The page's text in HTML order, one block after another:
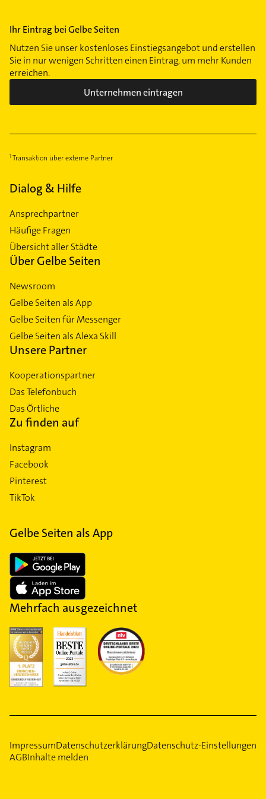
Ihr Eintrag bei Gelbe Seiten
Nutzen Sie unser kostenloses Einstiegsangebot und erstellen
Sie in nur wenigen Schritten einen Eintrag, um mehr Kunden
erreichen.
Unternehmen eintragen
Transaktion über externe Partner
Dialog & Hilfe
Ansprechpartner
Häufige Fragen
Übersicht aller Städte
Über Gelbe Seiten
Newsroom
Gelbe Seiten als App
Gelbe Seiten für Messenger
Gelbe Seiten als Alexa Skill
Unsere Partner
Kooperationspartner
Das Telefonbuch
Das Örtliche
Zu finden auf
Instagram
Facebook
Pinterest
TikTok
Gelbe Seiten als App
Mehrfach ausgezeichnet
ImpressumDatenschutzerklärungDatenschutz-Einstellungen
AGBInhalte melden